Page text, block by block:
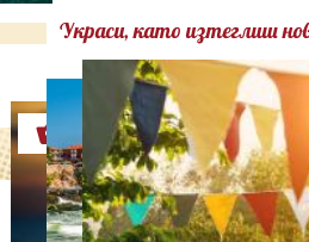
Украси, като изтеглиш
Оферти